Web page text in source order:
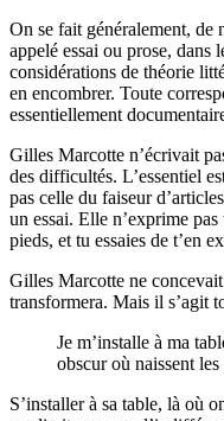
On se fait généralement, de
appelé essai ou prose, dans
considérations de théorie
en encombrer. Toute
essentiellement
Gilles Marcotte n’écrivait
des difficultés. L’essentiel
pas celle du faiseur
un essai. Elle n’exprime
pieds, et tu essaies de t’en
Gilles Marcotte ne
transformera. Mais il s’agit
Je m’installe à ma
obscur où naissent
S’installer à sa table, là où